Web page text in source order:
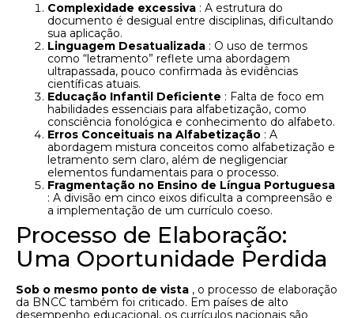
Complexidade excessiva : A estrutura do
documento é desigual entre disciplinas, dificultando
sua aplicação.
Linguagem Desatualizada : O uso de termos
como “letramento” reflete uma abordagem
ultrapassada, pouco confirmada às evidências
científicas atuais.
Educação Infantil Deficiente : Falta de foco em
habilidades essenciais para alfabetização, como
consciência fonológica e conhecimento do alfabeto.
Erros Conceituais na Alfabetização : A
abordagem mistura conceitos como alfabetização e
letramento sem claro, além de negligenciar
elementos fundamentais para o processo.
Fragmentação no Ensino de Língua Portuguesa
: A divisão em cinco eixos dificulta a compreensão e
a implementação de um currículo coeso.
Processo de Elaboração:
Uma Oportunidade Perdida
Sob o mesmo ponto de vista , o processo de elaboração
da BNCC também foi criticado. Em países de alto
desempenho educacional, os currículos nacionais são